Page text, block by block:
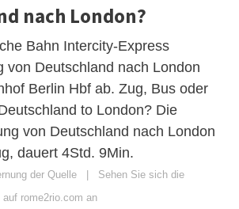
nach London?
Bahn Intercity-Express
von Deutschland nach London
Berlin Hbf ab. Zug, Bus oder
to London? Die
von Deutschland nach London
dauert 4Std. 9Min.
der Quelle | Sehen Sie sich die
rome2rio.com an